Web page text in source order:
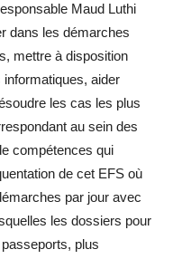
Maud Luthi
dans les démarches
mettre à disposition
informatiques, aider
les cas les plus
au sein des
compétences qui
de cet EFS où
par jour avec
les dossiers pour
plus